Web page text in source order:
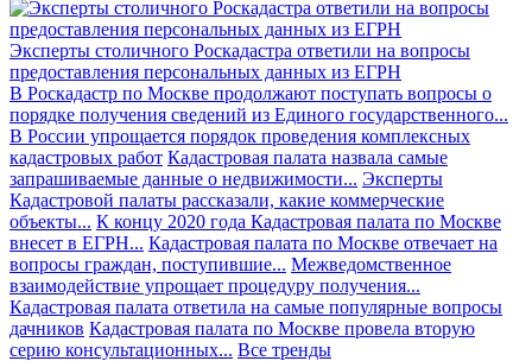
Эксперты столичного Роскадастра ответили на вопросы
предоставления персональных данных из ЕГРН
В Роскадастр по Москве продолжают поступать вопросы о
порядке получения сведений из Единого государственного...
В России упрощается порядок проведения комплексных
кадастровых работ Кадастровая палата назвала самые
запрашиваемые данные о недвижимости... Эксперты
Кадастровой палаты рассказали, какие коммерческие
объекты... К концу 2020 года Кадастровая палата по Москве
внесет в ЕГРН... Кадастровая палата по Москве отвечает на
вопросы граждан, поступившие... Межведомственное
взаимодействие упрощает процедуру получения...
Кадастровая палата ответила на самые популярные вопросы
дачников Кадастровая палата по Москве провела вторую
серию консультационных... Все тренды